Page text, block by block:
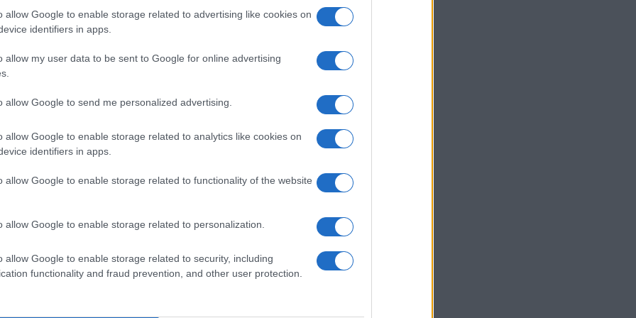
allow Google to enable storage related to advertising like cookies on
identifiers in apps.
allow my user data to be sent to Google for online advertising
allow Google to send me personalized advertising.
allow Google to enable storage related to analytics like cookies on
identifiers in apps.
allow Google to enable storage related to functionality of the website
allow Google to enable storage related to personalization.
allow Google to enable storage related to security, including
functionality and fraud prevention, and other user protection.
(új)
232.000 Ft (új)
229.000 Ft (új)
népszerű Samsung
készülék kimarad a
9 frissítésből – itt a
érintett modellekről
mesterséges
és továbbfejlesztett
iPhone 18 bemutató dátum -
Apple az új csúcsmobilokról
A szeptemberi eseményen az iPhone 18 Pro
modellek mellett a régóta pletykált
hajlítható iPhone Ultra is bemutatkozhat,